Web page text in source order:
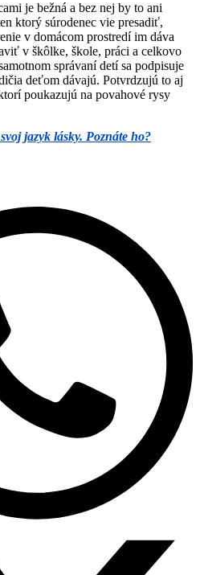
je bežná a bez nej by to ani
ktorý súrodenec vie presadiť,
v domácom prostredí im dáva
v škôlke, škole, práci a celkovo
správaní detí sa podpisuje
deťom dávajú. Potvrdzujú to aj
poukazujú na povahové rysy
jazyk lásky. Poznáte ho?